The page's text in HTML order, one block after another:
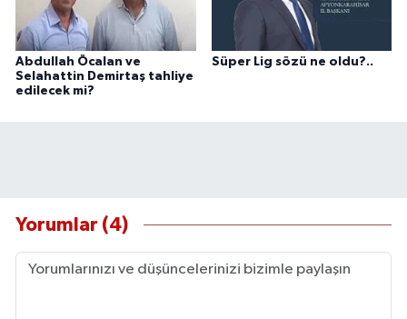
Abdullah Öcalan ve
Selahattin Demirtaş tahliye
edilecek mi?
Süper Lig sözü ne oldu?..
Yorumlar (4)